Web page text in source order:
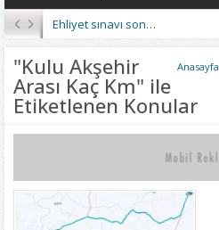
Ehliyet sınavı sonuçları açıklandı
Anasayfa
"Kulu Akşehir
Arası Kaç Km" ile
Etiketlenen Konular